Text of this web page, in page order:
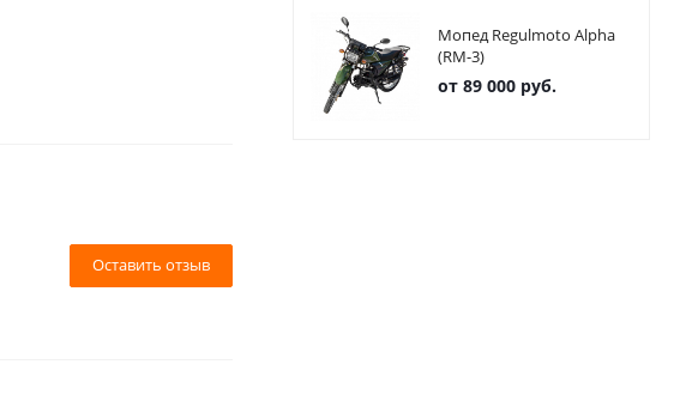
Оставить отзыв
Мопед Regulmoto Alpha
(RM-3)
от 89 000 руб.